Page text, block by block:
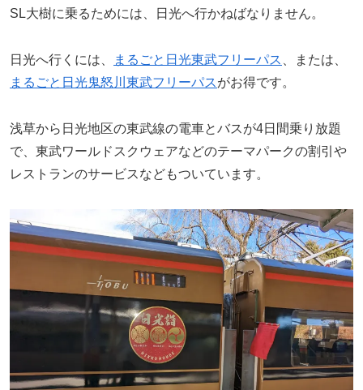
SL大樹に乗るためには、日光へ行かねばなりません。
日光へ行くには、 まるごと日光東武フリーパス
、または、
まるごと日光鬼怒川東武フリーパスがお得です。
浅草から日光地区の東武線の電車とバスが4日間乗り放題
で、東武ワールドスクウェアなどのテーマパークの割引や
レストランのサービスなどもついています。